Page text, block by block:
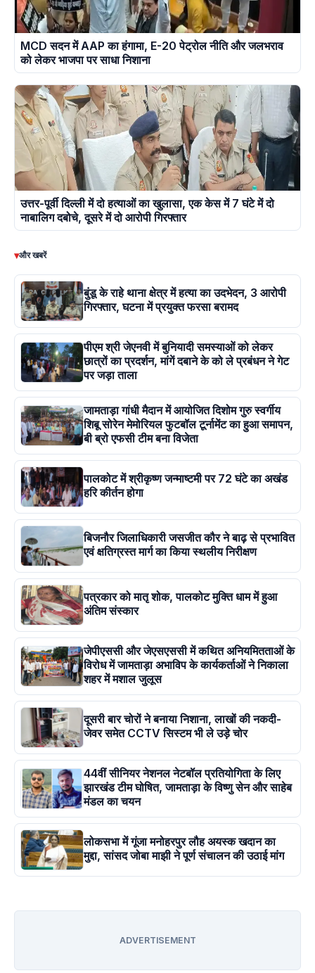
MCD सदन में AAP का हंगामा, E-20 पेट्रोल नीति और जलभराव
को लेकर भाजपा पर साधा निशाना
उत्तर-पूर्वी दिल्ली में दो हत्याओं का खुलासा, एक केस में 7 घंटे में दो
नाबालिग दबोचे, दूसरे में दो आरोपी गिरफ्तार
▾और खबरें
बुंडू के राहे थाना क्षेत्र में हत्या का उदभेदन, 3 आरोपी
गिरफ्तार, घटना में प्रयुक्त फरसा बरामद
पीएम श्री जेएनवी में बुनियादी समस्याओं को लेकर
छात्रों का प्रदर्शन, मांगें दबाने के को ले प्रबंधन ने गेट
पर जड़ा ताला
जामताड़ा गांधी मैदान में आयोजित दिशोम गुरु स्वर्गीय
शिबू सोरेन मेमोरियल फुटबॉल टूर्नामेंट का हुआ समापन,
बी ब्रो एफसी टीम बना विजेता
पालकोट में श्रीकृष्ण जन्माष्टमी पर 72 घंटे का अखंड
हरि कीर्तन होगा
बिजनौर जिलाधिकारी जसजीत कौर ने बाढ़ से प्रभावित
एवं क्षतिग्रस्त मार्ग का किया स्थलीय निरीक्षण
पत्रकार को मातृ शोक, पालकोट मुक्ति धाम में हुआ
अंतिम संस्कार
जेपीएससी और जेएसएससी में कथित अनियमितताओं के
विरोध में जामताड़ा अभाविप के कार्यकर्ताओं ने निकाला
शहर में मशाल जुलूस
दूसरी बार चोरों ने बनाया निशाना, लाखों की नकदी-
जेवर समेत CCTV सिस्टम भी ले उड़े चोर
44वीं सीनियर नेशनल नेटबॉल प्रतियोगिता के लिए
झारखंड टीम घोषित, जामताड़ा के विष्णु सेन और साहेब
मंडल का चयन
लोकसभा में गूंजा मनोहरपुर लौह अयस्क खदान का
मुद्दा, सांसद जोबा माझी ने पूर्ण संचालन की उठाई मांग
ADVERTISEMENT